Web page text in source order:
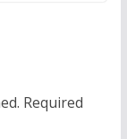
Required